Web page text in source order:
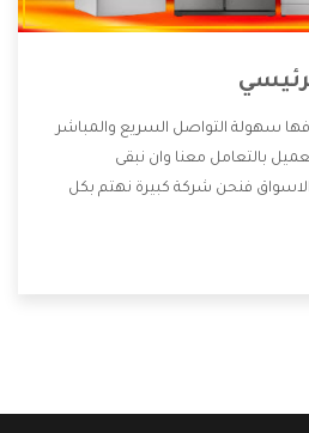
سهولة التواصل السريع والمباشر
بالتعامل معنا وان نبقى
فنحن شركة كبيرة نهتم بكل
خدمة الصيانة التى تكون من أهم